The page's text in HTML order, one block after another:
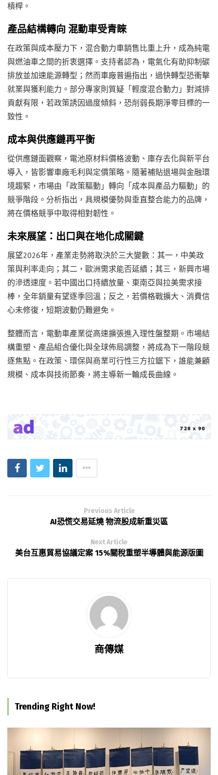
槓桿。
產品結構轉向 混動車受青睞
在政策與成本壓力下，混合動力車銷售比重上升，成為純電
與燃油車之間的折衷選擇。支持者認為，電氣化有助抑制碳
排放並加速能源轉型；然而車廠普遍指出，過快轉型恐衝擊
就業與獲利能力。部分專家則質疑「輕度混合動力」對減排
貢獻有限，若政策誘因過度傾斜，恐削弱長期淨零目標的一
致性。
成本與供應鏈再平衡
從供應鏈面觀察，電池原材料價格波動、庫存去化與新平台
導入，皆影響車廠毛利與定價策略。隨著補貼退場與金融環
境趨緊，市場由「政策驅動」轉向「成本與產品力驅動」的
競爭階段。分析指出，具規模優勢與垂直整合能力的品牌，
將在價格競爭中取得相對韌性。
未來展望：出口與在地化成關鍵
展望2026年，產業走勢將取決於三大變數：其一，中美政
策與利率走向；其二，歐洲需求能否延續；其三，新興市場
的滲透速度。若中國出口持續放量、東南亞與拉美需求接
棒，全年銷量有望逐季回溫；反之，若價格戰擴大、消費信
心未修復，短期波動仍難避免。
整體而言，電動車產業從高速擴張進入理性盤整期。市場結
構重塑、產品組合優化與全球佈局調整，將成為下一階段競
逐焦點。在政策、環保與商業可行性三方拉鋸下，誰能兼顧
規模、成本與技術節奏，將主導新一輪成長曲線。
Previous Article
AI恐慌交易延燒 物流股成新重災區
Next Article
美台互惠貿易協議定案 15%關稅重塑半導體與能源版圖
商傳媒
Trending Right Now!